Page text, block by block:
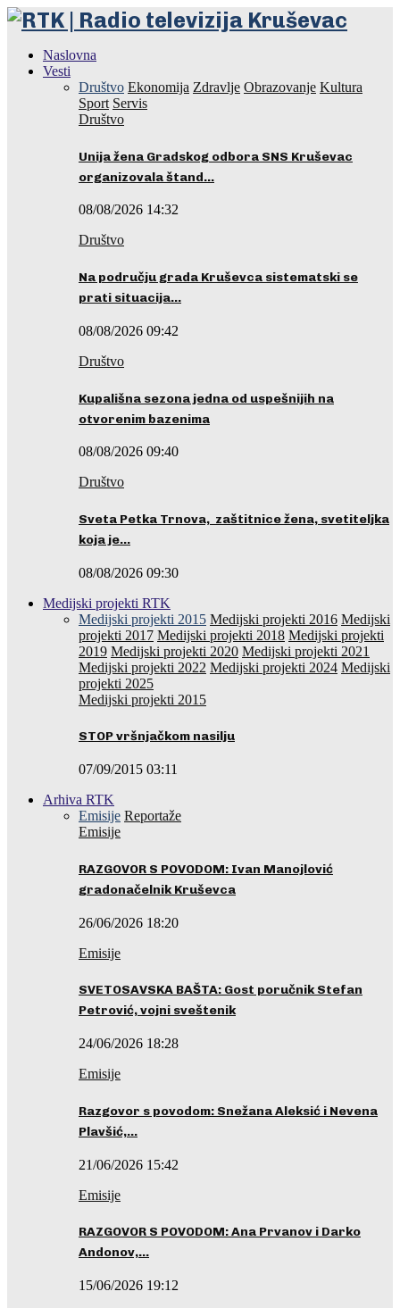
Naslovna
Vesti
Društvo Ekonomija Zdravlje Obrazovanje Kultura
Sport Servis
Društvo
Unija žena Gradskog odbora SNS Kruševac
organizovala štand…
08/08/2026 14:32
Društvo
Na području grada Kruševca sistematski se
prati situacija…
08/08/2026 09:42
Društvo
Kupališna sezona jedna od uspešnijih na
otvorenim bazenima
08/08/2026 09:40
Društvo
Sveta Petka Trnova, zaštitnice žena, svetiteljka
koja je…
08/08/2026 09:30
Medijski projekti RTK
Medijski projekti 2015 Medijski projekti 2016 Medijski
projekti 2017 Medijski projekti 2018 Medijski projekti
2019 Medijski projekti 2020 Medijski projekti 2021
Medijski projekti 2022 Medijski projekti 2024 Medijski
projekti 2025
Medijski projekti 2015
STOP vršnjačkom nasilju
07/09/2015 03:11
Arhiva RTK
Emisije Reportaže
Emisije
RAZGOVOR S POVODOM: Ivan Manojlović
gradonačelnik Kruševca
26/06/2026 18:20
Emisije
SVETOSAVSKA BAŠTA: Gost poručnik Stefan
Petrović, vojni sveštenik
24/06/2026 18:28
Emisije
Razgovor s povodom: Snežana Aleksić i Nevena
Plavšić,…
21/06/2026 15:42
Emisije
RAZGOVOR S POVODOM: Ana Prvanov i Darko
Andonov,…
15/06/2026 19:12